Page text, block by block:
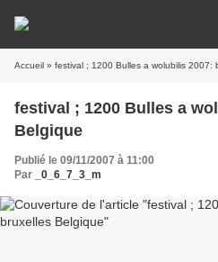
Accueil » festival ; 1200 Bulles a wolubilis 2007:
festival ; 1200 Bulles a wolubilis 2007: bruxelles
Belgique
Publié le 09/11/2007 à 11:00
Par
_0_6_7_3_m